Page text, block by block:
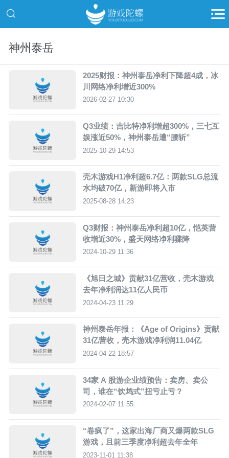
神州泰岳
2025财报：神州泰岳净利下降超4成，冰
川网络净利增近300%
2026-02-27 10:30
Q3业绩：吉比特净利增超300%，三七互
娱涨近50%，神州泰岳遭“腰斩”
2025-10-29 14:53
壳木游戏H1净利超6.7亿：两款SLG总流
水均破70亿，新游即将入市
2025-08-28 14:23
Q3财报：神州泰岳净利超10亿，恺英营
收增近30%，盛天网络净利骤降
2024-10-29 11:36
《旭日之城》贡献31亿营收，壳木游戏
去年净利润达11亿人民币
2024-04-23 11:29
神州泰岳年报：《Age of Origins》贡献
31亿营收，壳木游戏净利润11.04亿
2024-04-22 18:57
34家 A 股游企业绩预告：卖房、卖公
司，谁在“饮鸩式”扭亏止亏？
2024-02-07 11:55
“卷疯了”，这家出海厂商又爆两款SLG
游戏，且前三季度净利超去年全年
2023-11-01 11:38